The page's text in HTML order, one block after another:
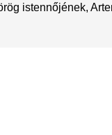
istennőjének,